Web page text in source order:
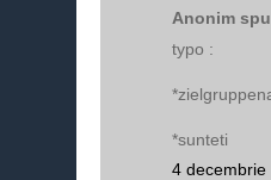
Anonim
typo :
*sunteti
4